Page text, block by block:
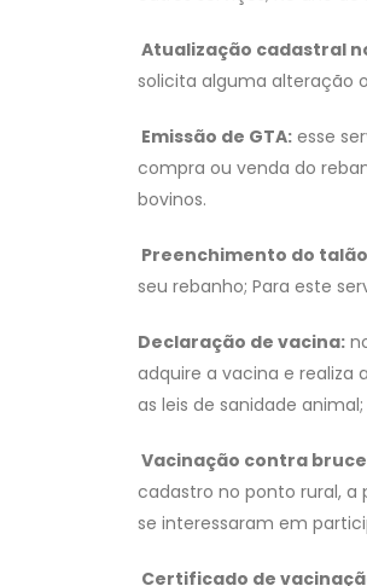
Atualização cadastral no
solicita alguma alteração
Emissão de GTA: esse
compra ou venda do
bovinos.
Preenchimento do
seu rebanho; Para este
Declaração de vacina:
adquire a vacina e
as leis de sanidade
Vacinação contra
cadastro no ponto rural, a
se interessaram em
Certificado de